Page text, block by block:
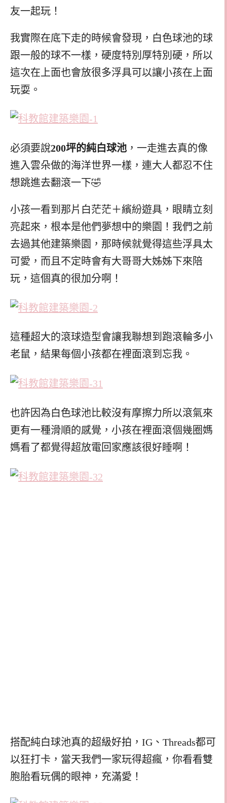
友一起玩！
我實際在底下走的時候會發現，白色球池的球
跟一般的球不一樣，硬度特別厚特別硬，所以
這次在上面也會放很多浮具可以讓小孩在上面
玩耍。
必須要說200坪的純白球池 ，一走進去真的像
進入雲朵做的海洋世界一樣，連大人都忍不住
想跳進去翻滾一下🤣
小孩一看到那片白茫茫＋繽紛遊具，眼睛立刻
亮起來，根本是他們夢想中的樂園！我們之前
去過其他建築樂園，那時候就覺得這些浮具太
可愛，而且不定時會有大哥哥大姊姊下來陪
玩，這個真的很加分啊！
這種超大的滾球造型會讓我聯想到跑滾輪多小
老鼠，結果每個小孩都在裡面滾到忘我。
也許因為白色球池比較沒有摩擦力所以滾氣來
更有一種滑順的感覺，小孩在裡面滾個幾圈媽
媽看了都覺得超放電回家應該很好睡啊！
搭配純白球池真的超級好拍，IG、Threads都可
以狂打卡，當天我們一家玩得超瘋，你看看雙
胞胎看玩偶的眼神，充滿愛！